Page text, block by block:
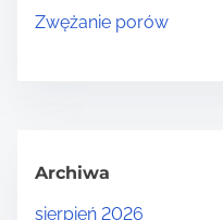
Zwężanie porów
Archiwa
sierpień 2026